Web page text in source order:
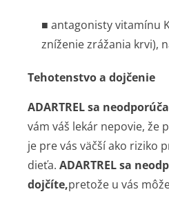
■ antagonisty vitamínu
zníženie zrážania krvi),
Tehotenstvo a dojčenie
ADARTREL sa
vám váš lekár nepovie, že
je pre vás väčší ako riziko
dieťa. ADARTREL sa
dojčíte,pretože u vás